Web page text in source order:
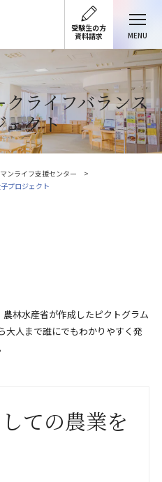
受験生の方
資料請求
MENU
ライフバランス
クト
ンライフ支援センター
プロジェクト
林水産省が作成したピクトグラム
大人まで誰にでもわかりやすく発
ての農業を